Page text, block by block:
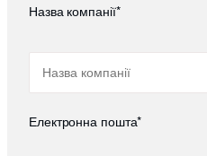
Назва компанії*
Електронна пошта*